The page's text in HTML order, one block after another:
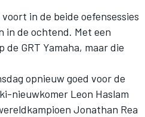
in de beide oefensessies
in de ochtend. Met een
GRT Yamaha, maar die
opnieuw goed voor de
nieuwkomer Leon Haslam
Jonathan Rea